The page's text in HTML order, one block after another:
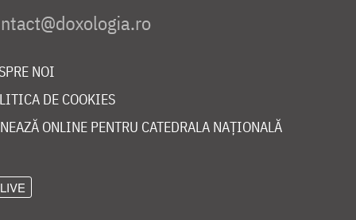
NOI
DE COOKIES
ONLINE PENTRU CATEDRALA NAȚIONALĂ
LIVE